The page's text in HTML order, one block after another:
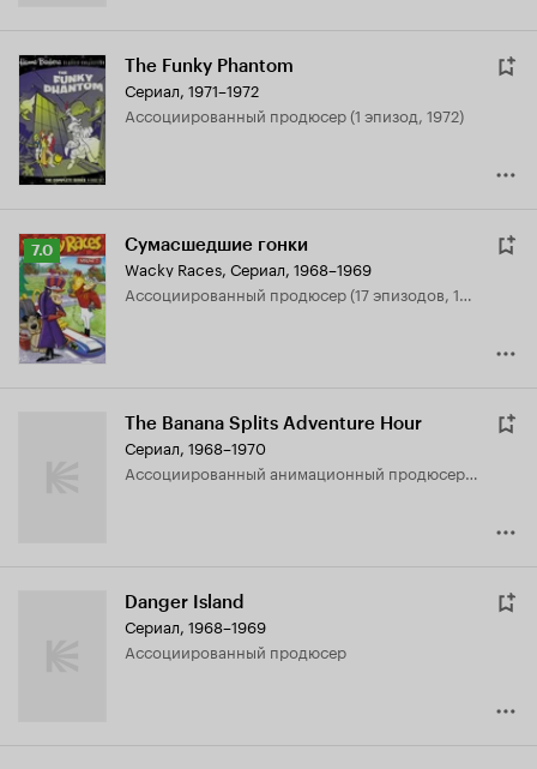
The Funky Phantom
Сериал, 1971–1972
ассоциированный продюсер (1 эпизод, 1972)
Рейтинг
Кинопоиска
7.0
7.0 Сумасшедшие гонки
Wacky Races, Сериал, 1968–1969
ассоциированный продюсер (17 эпизодов, 1968-1969)
The Banana Splits Adventure Hour
Сериал, 1968–1970
ассоциированный анимационный продюсер (9 эпизодов, 1968-1970)
Danger Island
Сериал, 1968–1969
ассоциированный продюсер